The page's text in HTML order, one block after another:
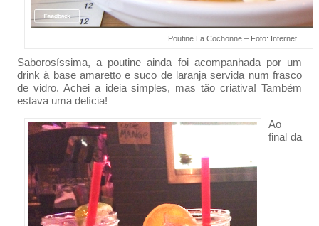
Poutine La Cochonne – Foto: Internet
Saborosíssima, a poutine ainda foi acompanhada por um
drink à base amaretto e suco de laranja servida num frasco
de vidro. Achei a ideia simples, mas tão criativa! Também
estava uma delícia!
Ao
final da